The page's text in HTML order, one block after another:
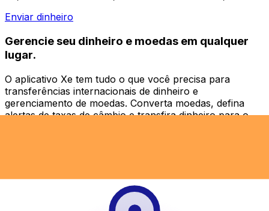
Enviar dinheiro
Gerencie seu dinheiro e moedas em qualquer
lugar.
O aplicativo Xe tem tudo o que você precisa para
transferências internacionais de dinheiro e
gerenciamento de moedas. Converta moedas, defina
alertas de taxas de câmbio e transfira dinheiro para o